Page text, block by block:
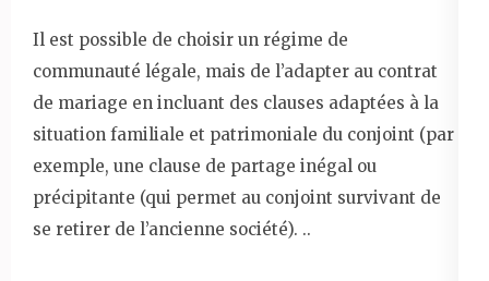
Il est possible de choisir un régime de
communauté légale, mais de l’adapter au contrat
de mariage en incluant des clauses adaptées à la
situation familiale et patrimoniale du conjoint (par
exemple, une clause de partage inégal ou
précipitante (qui permet au conjoint survivant de
se retirer de l’ancienne société). ..